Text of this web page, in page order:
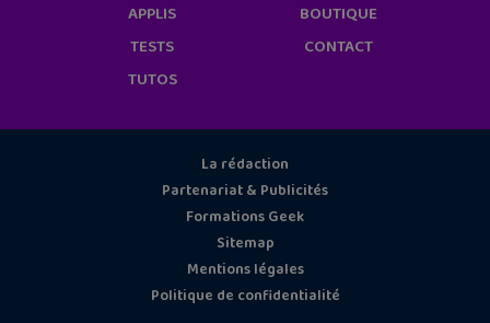
APPLIS
TESTS
TUTOS
BOUTIQUE
CONTACT
La rédaction
Partenariat & Publicités
Formations Geek
Sitemap
Mentions légales
Politique de confidentialité